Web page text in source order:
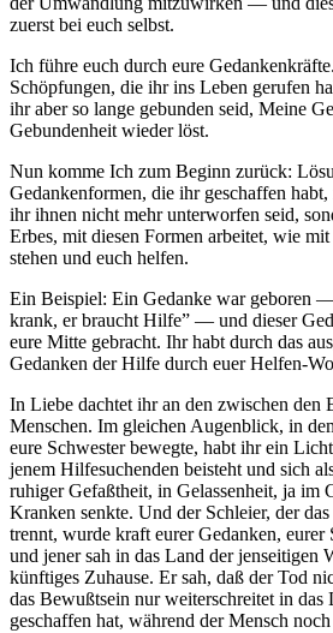
zuerst bei euch selbst.
Ich führe euch durch eure
Schöpfungen, die ihr ins Leben gerufen
ihr aber so lange gebunden seid, Meine
Gebundenheit wieder löst.
Nun komme Ich zum Beginn zurück:
Gedankenformen, die ihr geschaffen
ihr ihnen nicht mehr unterworfen seid,
Erbes, mit diesen Formen arbeitet, wie
stehen und euch helfen.
Ein Beispiel: Ein Gedanke war geboren
krank, er braucht Hilfe” — und dieser
eure Mitte gebracht. Ihr habt durch das
Gedanken der Hilfe durch euer Helfen-
In Liebe dachtet ihr an den zwischen den
Menschen. Im gleichen Augenblick, in
eure Schwester bewegte, habt ihr ein
jenem Hilfesuchenden beisteht und sich
ruhiger Gefaßtheit, in Gelassenheit, ja im
Kranken senkte. Und der Schleier, der
trennt, wurde kraft eurer Gedanken, eurer
und jener sah in das Land der jenseitigen
künftiges Zuhause. Er sah, daß der Tod
das Bewußtsein nur weiterschreitet in das
geschaffen hat, während der Mensch